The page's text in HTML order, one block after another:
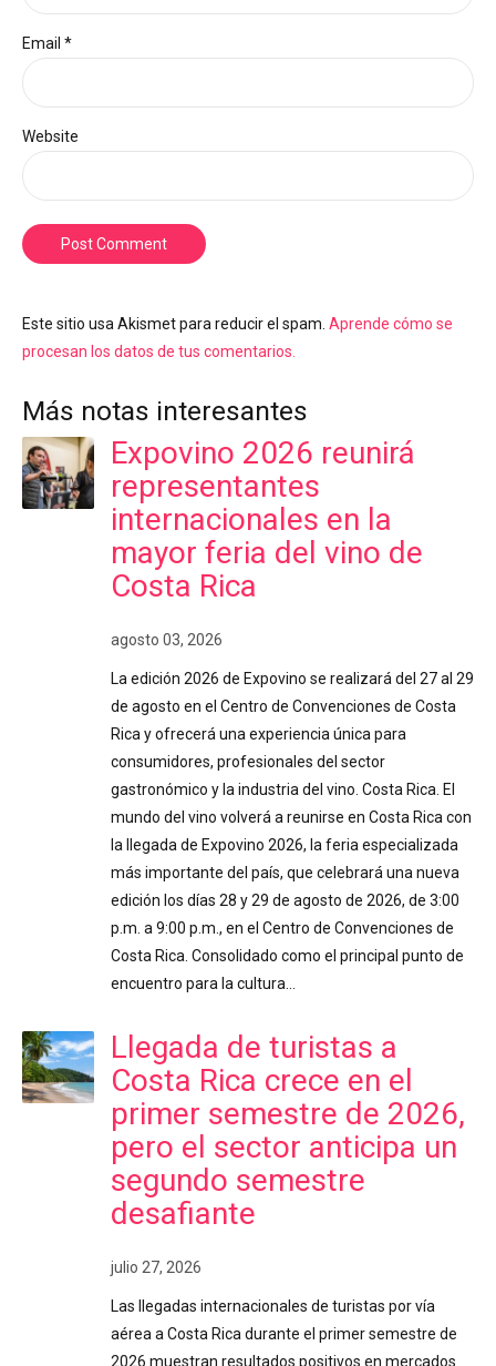
Email *
Website
Post Comment
Este sitio usa Akismet para reducir el spam. Aprende cómo se
procesan los datos de tus comentarios.
Más notas interesantes
Expovino 2026 reunirá
representantes
internacionales en la
mayor feria del vino de
Costa Rica
agosto 03, 2026
La edición 2026 de Expovino se realizará del 27 al 29
de agosto en el Centro de Convenciones de Costa
Rica y ofrecerá una experiencia única para
consumidores, profesionales del sector
gastronómico y la industria del vino. Costa Rica. El
mundo del vino volverá a reunirse en Costa Rica con
la llegada de Expovino 2026, la feria especializada
más importante del país, que celebrará una nueva
edición los días 28 y 29 de agosto de 2026, de 3:00
p.m. a 9:00 p.m., en el Centro de Convenciones de
Costa Rica. Consolidado como el principal punto de
encuentro para la cultura…
Llegada de turistas a
Costa Rica crece en el
primer semestre de 2026,
pero el sector anticipa un
segundo semestre
desafiante
julio 27, 2026
Las llegadas internacionales de turistas por vía
aérea a Costa Rica durante el primer semestre de
2026 muestran resultados positivos en mercados